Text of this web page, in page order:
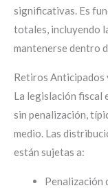
significativas. Es
totales, incluyendo
mantenerse dentro
Retiros Anticipados
La legislación fiscal
sin penalización,
medio. Las
están sujetas a:
Penalización